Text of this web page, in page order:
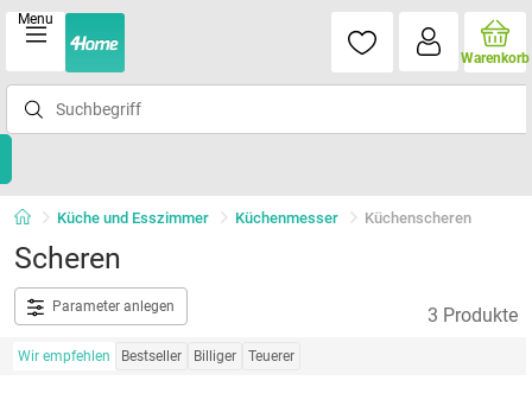
Menu
Warenkorb
Küche und Esszimmer Küchenmesser Küchenscheren
Scheren
Parameter anlegen 3 Produkte
Wir empfehlen Bestseller Billiger Teuerer